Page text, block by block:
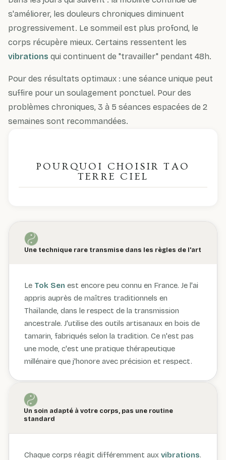
s'améliorer, les douleurs chroniques diminuent
progressivement. Le sommeil est plus profond, le
corps récupère mieux. Certains ressentent les
vibrations qui continuent de "travailler" pendant 48h.
Pour des résultats optimaux : une séance unique peut
suffire pour un soulagement ponctuel. Pour des
problèmes chroniques, 3 à 5 séances espacées de 2
semaines sont recommandées.
POURQUOI CHOISIR TAO
TERRE CIEL
Une technique rare transmise dans les règles de l'art
Le Tok Sen est encore peu connu en France. Je l'ai
appris auprès de maîtres traditionnels en
Thaïlande, dans le respect de la transmission
ancestrale. J'utilise des outils artisanaux en bois de
tamarin, fabriqués selon la tradition. Ce n'est pas
une mode, c'est une pratique thérapeutique
millénaire que j'honore avec précision et respect.
Un soin adapté à votre corps, pas une routine
standard
Chaque corps réagit différemment aux vibrations.